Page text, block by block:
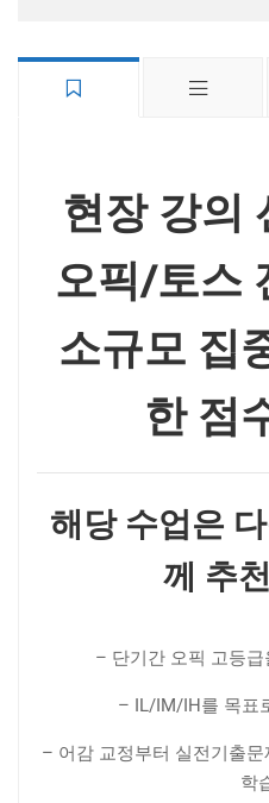
현장 강의
오픽/토스
소규모 집
한 점
해당 수업은
께 추
– 단기간 오픽 고등
– IL/IM/IH를 목표
– 어감 교정부터 실전기출
학